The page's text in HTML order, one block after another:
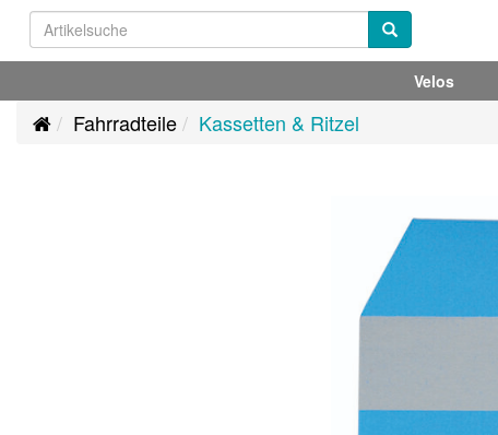
Velos
Fahrradteile Kassetten & Ritzel